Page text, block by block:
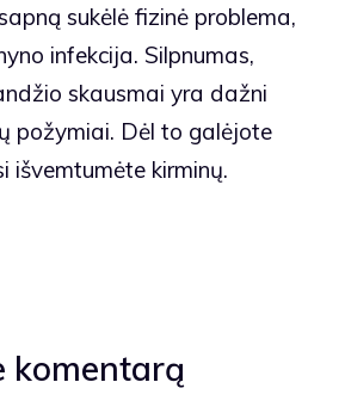
sukėlė fizinė problema,
infekcija. Silpnumas,
skausmai yra dažni
požymiai. Dėl to galėjote
išvemtumėte kirminų.
komentarą